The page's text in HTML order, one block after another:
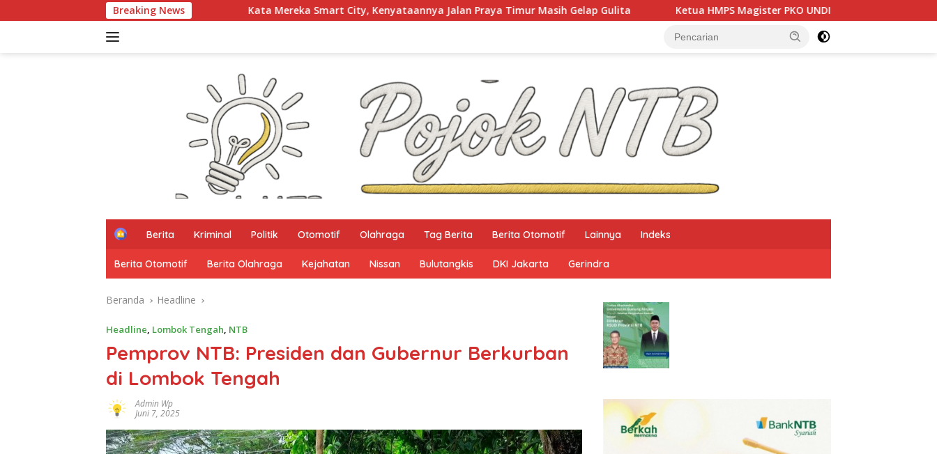
ke
Breaking News
Kata Mereka Smart City, Kenyataannya Jalan Praya Timur Masih Gelap Gulita Ketua HMPS Magister PKO UNDIKMA Soroti Ketidaketisan Ketua KONI Pusat:
H
m
e
Berita Kriminal Politik Otomotif Olahraga Tag Berita Berita Otomotif Lainnya Indeks
Berita Otomotif Berita Olahraga Kejahatan Nissan Bulutangkis DKI Jakarta Gerindra
Beranda Headline
Headline, Lombok Tengah, NTB
Pemprov NTB: Presiden dan Gubernur Berkurban
di Lombok Tengah
Admin Wp
Juni 7, 2025